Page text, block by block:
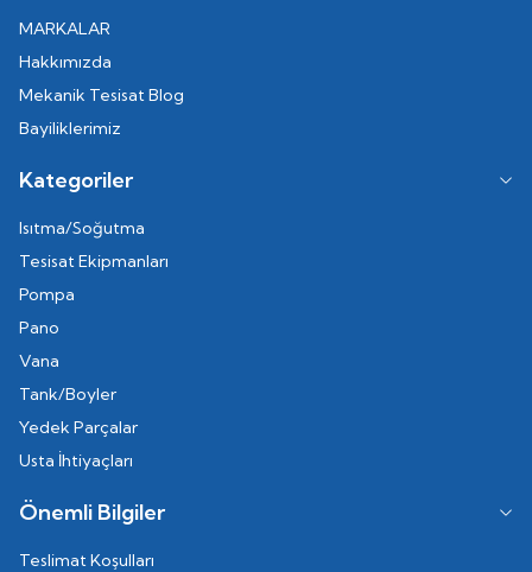
MARKALAR
Hakkımızda
Mekanik Tesisat Blog
Bayiliklerimiz
Kategoriler
Isıtma/Soğutma
Tesisat Ekipmanları
Pompa
Pano
Vana
Tank/Boyler
Yedek Parçalar
Usta İhtiyaçları
Önemli Bilgiler
Teslimat Koşulları